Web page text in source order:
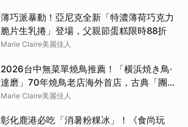
薄巧派暴動！亞尼克全新「特濃薄荷巧克力
脆片生乳捲」登場，父親節蛋糕限時88折
Marie Claire美麗佳人
2026台中無菜單燒鳥推薦！「横浜焼き鳥·
達磨」70年燒鳥老店海外首店，古典「團扇
控火」技法成就銷魂美味
Marie Claire美麗佳人
彰化鹿港必吃「消暑粉粿冰」！《食尚玩